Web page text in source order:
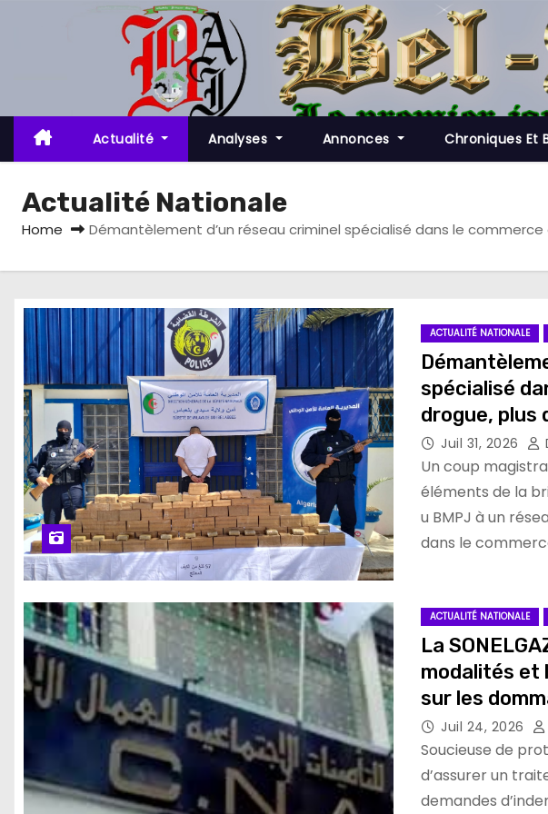
t
c
e
Actualité Analyses Annonces Chroniques Et
Actualité Nationale
Home Démantèlement d’un réseau criminel spécialisé dans le
ACTUALITÉ NATIONALE
spécialisé
drogue, plus
provenance
Juil 31, 2026
Un coup
éléments de la
u BMPJ à un
dans le
ACTUALITÉ NATIONALE
La
modalités et
sur les
courant
Juil 24, 2026
Soucieuse de
d’assurer un
demandes